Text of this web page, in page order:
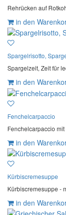
Rehrücken auf
in den
Spargelrisotto,
Spargelzeit, Zeit für
in den
Fenchelcarpaccio
Fenchelcarpaccio
in den
Kürbiscremesuppe
Kürbiscremesuppe -
in den